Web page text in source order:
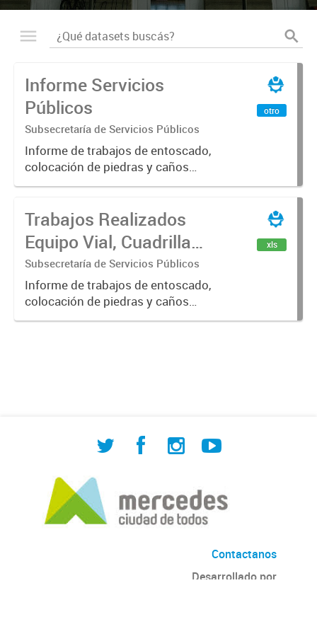
Informe Servicios
Públicos
Subsecretaría de Servicios Públicos
Informe de trabajos de entoscado,
colocación de piedras y caños
(zanjeo - cruce de calles) Informe
construcción, colocación de tapa
registro, reparación...
otro
Trabajos Realizados
Equipo Vial, Cuadrilla
Bacheo, Servicio
Eléctrico - Noviembre
2021
Subsecretaría de Servicios Públicos
Informe de trabajos de entoscado,
colocación de piedras y caños
(zanjeo - cruce de calles) Informe
xls
Contactanos
Desarrollado por